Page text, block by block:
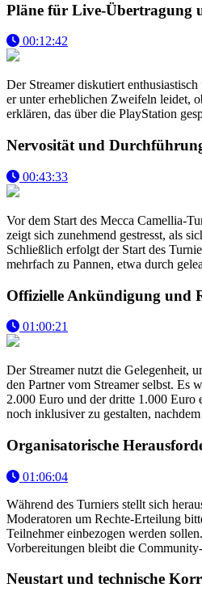
Pläne für Live-Übertragung
00:12:42
Der Streamer diskutiert
er unter erheblichen Zweifeln leidet,
erklären, das über die PlayStation
Nervosität und
00:43:33
Vor dem Start des Mecca Camellia-
zeigt sich zunehmend gestresst, als
Schließlich erfolgt der Start des
mehrfach zu Pannen, etwa durch
Offizielle Ankündigung und
01:00:21
Der Streamer nutzt die Gelegenheit,
den Partner vom Streamer selbst. Es
2.000 Euro und der dritte 1.000 Euro
noch inklusiver zu gestalten,
Organisatorische
01:06:04
Während des Turniers stellt sich
Moderatoren um Rechte-Erteilung
Teilnehmer einbezogen werden
Vorbereitungen bleibt die
Neustart und technische